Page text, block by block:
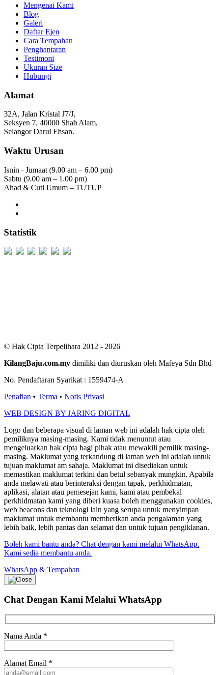
Mengenai Kami
Blog
Galeri
Daftar Ejen
Cara Tempahan
Penghantaran
Testimoni
Ukuran Size
Hubungi
Alamat
32A, Jalan Kristal J7/J,
Seksyen 7, 40000 Shah Alam,
Selangor Darul Ehsan.
Waktu Urusan
Isnin - Jumaat (9.00 am – 6.00 pm)
Sabtu (9.00 am – 1.00 pm)
Ahad & Cuti Umum – TUTUP
Statistik
© Hak Cipta Terpelihara 2012 - 2026
KilangBaju.com.my dimiliki dan diuruskan oleh Mafeya Sdn Bhd
No. Pendaftaran Syarikat : 1559474-A
Penafian • Terma • Notis Privasi
WEB DESIGN BY JARING DIGITAL
Logo dan beberapa visual di laman web ini adalah hak cipta oleh
pemiliknya masing-masing. Kami tidak menuntut atau
mengeluarkan hak cipta bagi pihak atau mewakili pemilik masing-
masing. Maklumat yang terkandung di laman web ini adalah untuk
tujuan maklumat am sahaja. Maklumat ini disediakan untuk
memastikan maklumat terkini dan betul sebanyak mungkin. Apabila
anda melawati atau berinteraksi dengan tapak, perkhidmatan,
aplikasi, alatan atau pemesejan kami, kami atau pembekal
perkhidmatan kami yang diberi kuasa boleh menggunakan cookies,
web beacons dan teknologi lain yang serupa untuk menyimpan
maklumat untuk membantu memberikan anda pengalaman yang
lebih baik, lebih pantas dan selamat dan untuk tujuan pengiklanan.
Boleh kami bantu anda? Chat dengan kami melalui WhatsApp.
Kami sedia membantu anda.
WhatsApp & Tempahan
Chat Dengan Kami Melalui WhatsApp
Nama Anda *
Alamat Email *